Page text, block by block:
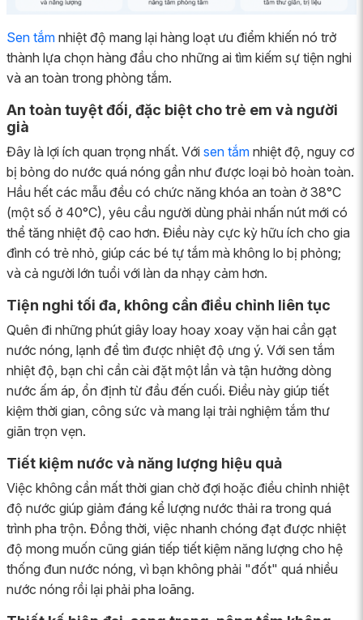
Sen tắm nhiệt độ mang lại hàng loạt ưu điểm khiến nó trở
thành lựa chọn hàng đầu cho những ai tìm kiếm sự tiện nghi
và an toàn trong phòng tắm.
An toàn tuyệt đối, đặc biệt cho trẻ em và người
già
Đây là lợi ích quan trọng nhất. Với sen tắm nhiệt độ, nguy cơ
bị bỏng do nước quá nóng gần như được loại bỏ hoàn toàn.
Hầu hết các mẫu đều có chức năng khóa an toàn ở 38°C
(một số ở 40°C), yêu cầu người dùng phải nhấn nút mới có
thể tăng nhiệt độ cao hơn. Điều này cực kỳ hữu ích cho gia
đình có trẻ nhỏ, giúp các bé tự tắm mà không lo bị phỏng;
và cả người lớn tuổi với làn da nhạy cảm hơn.
Tiện nghi tối đa, không cần điều chỉnh liên tục
Quên đi những phút giây loay hoay xoay vặn hai cần gạt
nước nóng, lạnh để tìm được nhiệt độ ưng ý. Với sen tắm
nhiệt độ, bạn chỉ cần cài đặt một lần và tận hưởng dòng
nước ấm áp, ổn định từ đầu đến cuối. Điều này giúp tiết
kiệm thời gian, công sức và mang lại trải nghiệm tắm thư
giãn trọn vẹn.
Tiết kiệm nước và năng lượng hiệu quả
Việc không cần mất thời gian chờ đợi hoặc điều chỉnh nhiệt
độ nước giúp giảm đáng kể lượng nước thải ra trong quá
trình pha trộn. Đồng thời, việc nhanh chóng đạt được nhiệt
độ mong muốn cũng gián tiếp tiết kiệm năng lượng cho hệ
thống đun nước nóng, vì bạn không phải "đốt" quá nhiều
nước nóng rồi lại phải pha loãng.